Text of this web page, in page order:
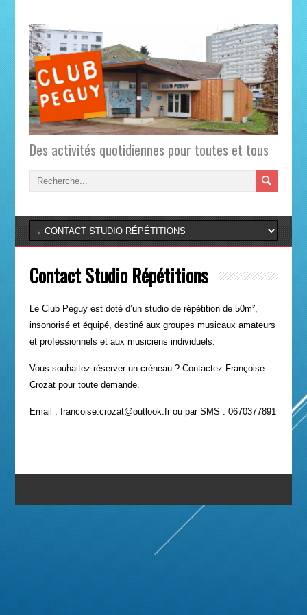
Des activités quotidiennes pour toutes et tous
Contact Studio Répétitions
Le Club Péguy est doté d’un studio de répétition de 50m²,
insonorisé et équipé, destiné aux groupes musicaux amateurs
et professionnels et aux musiciens individuels.
Vous souhaitez réserver un créneau ? Contactez Françoise
Crozat pour toute demande.
Email : francoise.crozat@outlook.fr ou par SMS : 0670377891